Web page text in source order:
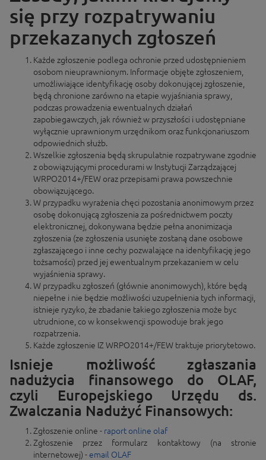
się przy rozpatrywaniu
przekazanych zgłoszeń
Każde zgłoszenie podlega ochronie przed udostępnieniem
osobom nieuprawnionym. Informacje objęte zgłoszeniem,
umożliwiające identyfikację osoby dokonującej zgłoszenie,
będą chronione zarówno na etapie wyjaśniania sprawy,
podczas prowadzenia ewentualnych działań
zapobiegawczych, jak również w przyszłości i udostępniane
wyłącznie uprawnionym urzędnikom oraz funkcjonariuszom
odpowiednich służb.
Wszelkie zgłoszenia będą skrupulatnie rozpatrywane zgodnie
z obowiązującymi procedurami w Instytucji Zarządzającej
WRPO2014+/FEW oraz przepisami prawa powszechnie
obowiązującego.
W przypadku wyrażenia chęci pozostania anonimowym przez
osobę dokonującą zgłoszenia za pośrednictwem poczty
elektronicznej, dokonywana będzie pełna anonimizacja
zgłoszenia (ze zgłoszenia usunięte zostaną dane osobowe
zgłaszającego i inne cechy pozwalające na identyfikację jego
tożsamości) przed jej ewentualnym przekazaniem w celu
wyjaśnienia sprawy.
W przypadku zgłoszeń (głównie anonimowych), które będą
niepełne i nie będzie możliwości uzupełnienia tych informacji,
istnieje ryzyko, że zbadanie takiego zgłoszenia może byc
utrudnione, co w konsekwencji spowoduje brak jego
rozpatrzenia.
Każde zgłoszenie IZ WRPO2014+/FEW traktuje priorytetowo.
Isnieje możliwość zgłaszania
nadużycia finansowego do OLAF,
czyli Europejskiego Urzędu ds.
Zwalczania Nadużyć Finansowych:
Zgłoszenie online - raport online olaf
Zgłoszenie przez formularz kontaktowy (na stronie
internetowej) -email OLAF